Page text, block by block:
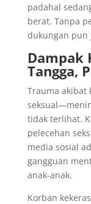
padahal
berat. Tanpa
dukungan
Dampak
Tangga,
Trauma akibat
tidak terlihat.
pelecehan
media sosial
gangguan
anak-anak.
Korban